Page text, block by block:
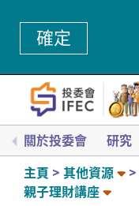
確定
關於投委會 研究
主頁 其他資源
親子理財講座